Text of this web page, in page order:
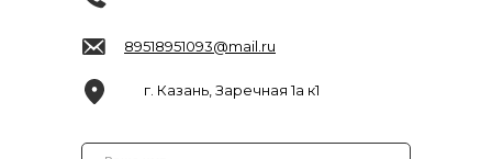
г. Казань, Заречная 1а к1
89518951093@mail.ru